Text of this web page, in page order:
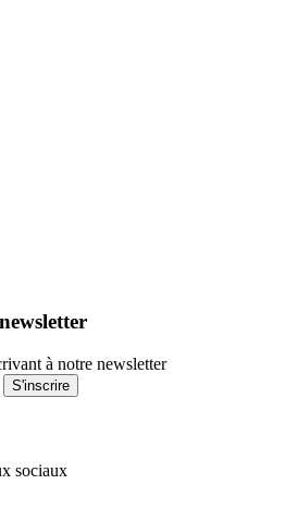
à notre newsletter
S'inscrire
sociaux